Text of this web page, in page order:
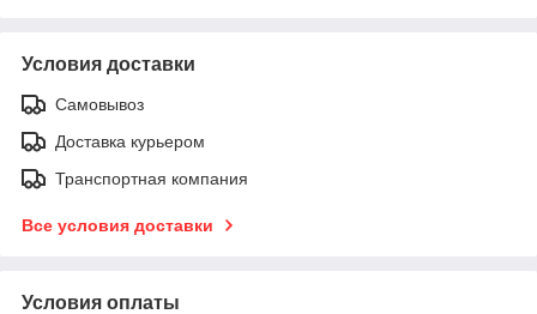
Условия доставки
Самовывоз
Доставка курьером
Транспортная компания
Все условия доставки
Условия оплаты